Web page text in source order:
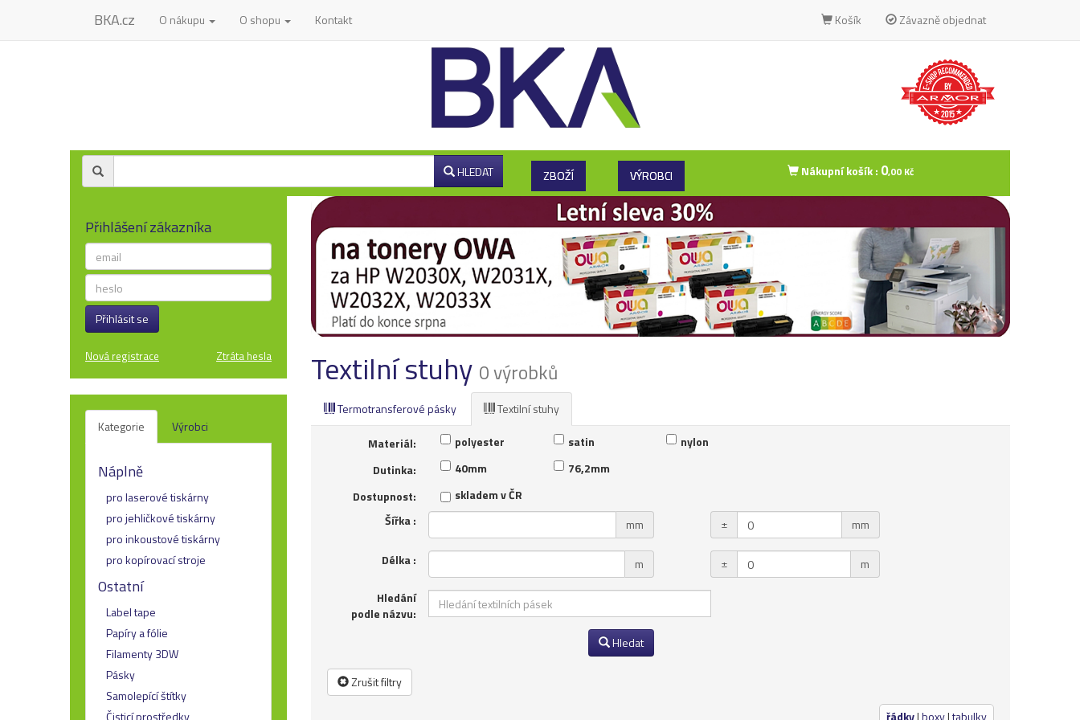
BKA.cz O nákupu O shopu Kontakt Košík Závazně objednat
HLEDAT ZBOŽÍ VÝROBCI Nákupní košík : 0,00 Kč
Přihlášení zákazníka
Přihlásit se
Nová registrace Ztráta hesla
Kategorie Výrobci
Náplně
pro laserové tiskárny
pro jehličkové tiskárny
pro inkoustové tiskárny
pro kopírovací stroje
Ostatní
Label tape
Papíry a fólie
Filamenty 3DW
Pásky
Samolepící štítky
Čisticí prostředky
Textilní stuhy 0 výrobků
Termotransferové pásky Textilní stuhy
Materiál: polyester satin
nylon
Dutinka:
40mm
76,2mm
Dostupnost:
skladem v ČR
Šířka :
mm ± mm
Délka : m ±
m
Hledání
podle názvu:
Hledat
Zrušit filtry
řádky|boxy|tabulky